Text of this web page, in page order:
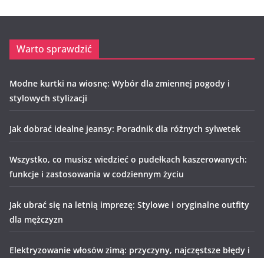
Warto sprawdzić
Modne kurtki na wiosnę: Wybór dla zmiennej pogody i
stylowych stylizacji
Jak dobrać idealne jeansy: Poradnik dla różnych sylwetek
Wszystko, co musisz wiedzieć o pudełkach kaszerowanych:
funkcje i zastosowania w codziennym życiu
Jak ubrać się na letnią imprezę: Stylowe i oryginalne outfity
dla mężczyzn
Elektryzowanie włosów zimą: przyczyny, najczęstsze błędy i